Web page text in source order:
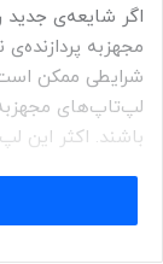
اگر شایعه‌ی
باشند. اکثر این
پردازنده‌های
۱۳ تجربه
شوند. اینتل در